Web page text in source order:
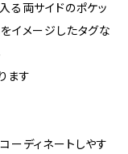
る両サイドのポケッ
イメージしたタグな
ます
ーディネートしやす